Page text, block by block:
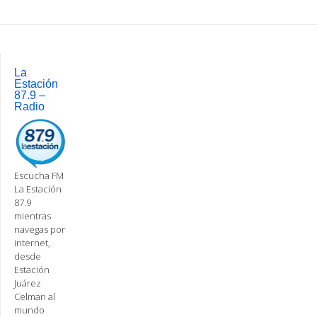
navigation
La
Estación
87.9 –
Radio
Escucha FM
La Estación
87.9
mientras
navegas por
internet,
desde
Estación
Juárez
Celman al
mundo